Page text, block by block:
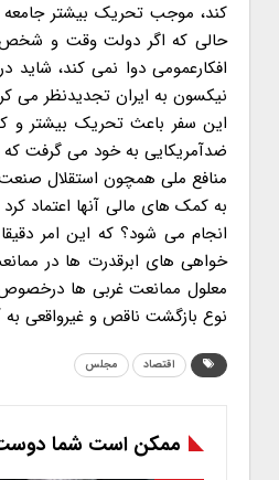
حالی که اگر دولت وقت و شخص
افکارعمومی دوا نمی کند،
نیکسون به ایران تجدیدنظر می
این سفر باعث تحریک بیشتر و
ضدآمریکایی به خود می گرفت که
منافع ملی همچون استقلال صنعت
به کمک های مالی آنها اعتماد
انجام می شود؟ که این امر
خواهی های ابرقدرت ها در
معلول ممانعت غربی ها درخصوص
نوع بازگشت ناقص و غیرواقعی
اقتصاد مجلس
ممکن است شما دوست